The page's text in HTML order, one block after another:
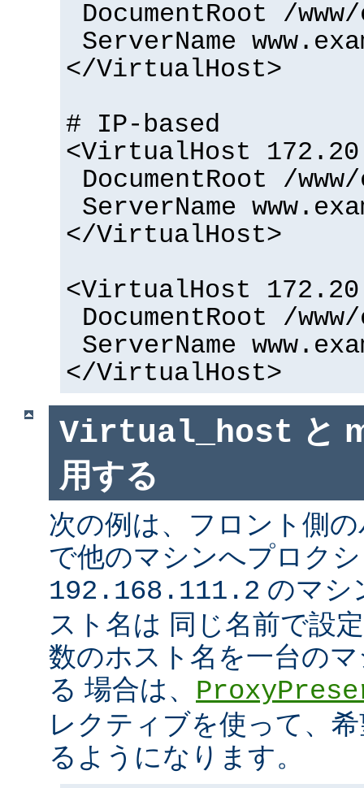
DocumentRoot /
ServerName
</VirtualHost>
# IP-based
<VirtualHost
DocumentRoot /
ServerName
</VirtualHost>
<VirtualHost
DocumentRoot /
ServerName
</VirtualHost>
Virtual_host と
用する
次の例は、フロント側
で他のマシンへプロク
192.168.111.2 のマシ
スト名は 同じ名前で設
数のホスト名を一台の
る 場合は、
レクティブを使って、
るようになります。